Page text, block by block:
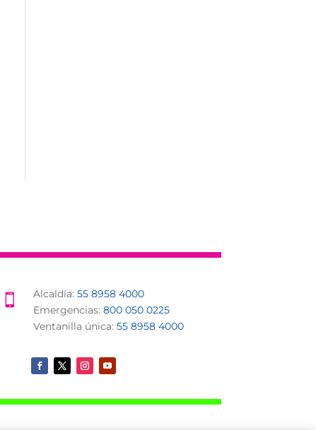
 Alcaldía:55 8958 4000
Emergencias:800 050 0225
Ventanilla única:55 8958 4000